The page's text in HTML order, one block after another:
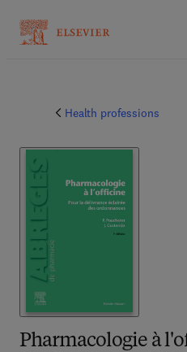
Health professions
Pharmacologie à